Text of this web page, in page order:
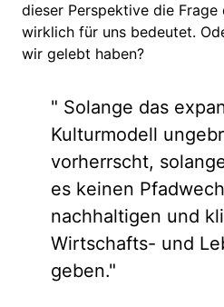
dieser Perspektive die
wirklich für uns bedeutet.
wir gelebt haben?
" Solange das
Kulturmodell
vorherrscht,
es keinen
nachhaltigen und
Wirtschafts- und
geben."